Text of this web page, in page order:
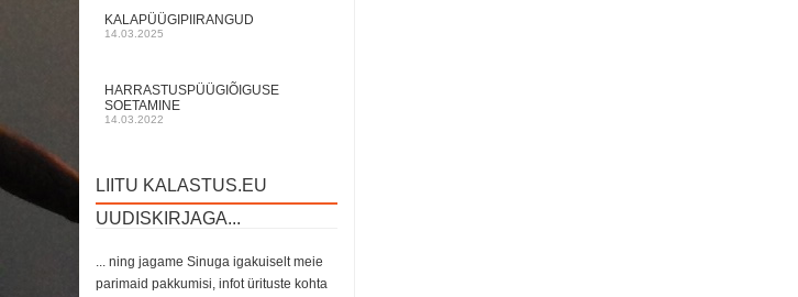
KALAPÜÜGIPIIRANGUD
14.03.2025
HARRASTUSPÜÜGIÕIGUSE
SOETAMINE
14.03.2022
LIITU KALASTUS.EU
UUDISKIRJAGA...
... ning jagame Sinuga igakuiselt meie
parimaid pakkumisi, infot ürituste kohta